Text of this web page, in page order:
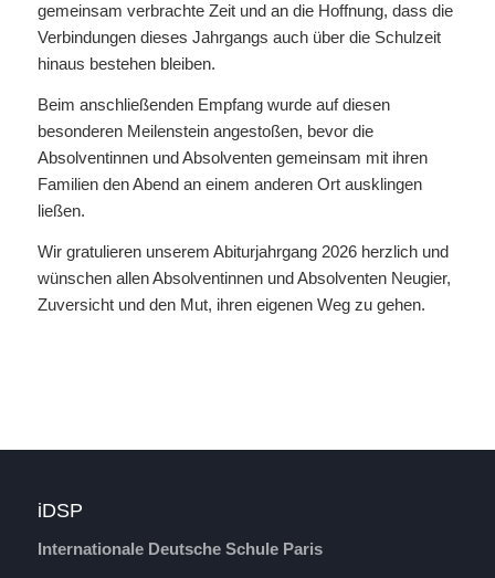
gemeinsam verbrachte Zeit und an die Hoffnung, dass die
Verbindungen dieses Jahrgangs auch über die Schulzeit
hinaus bestehen bleiben.
Beim anschließenden Empfang wurde auf diesen
besonderen Meilenstein angestoßen, bevor die
Absolventinnen und Absolventen gemeinsam mit ihren
Familien den Abend an einem anderen Ort ausklingen
ließen.
Wir gratulieren unserem Abiturjahrgang 2026 herzlich und
wünschen allen Absolventinnen und Absolventen Neugier,
Zuversicht und den Mut, ihren eigenen Weg zu gehen.
iDSP
Internationale Deutsche Schule Paris